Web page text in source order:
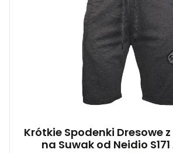
Krótkie Spodenki Dresowe
na Suwak od Neidio